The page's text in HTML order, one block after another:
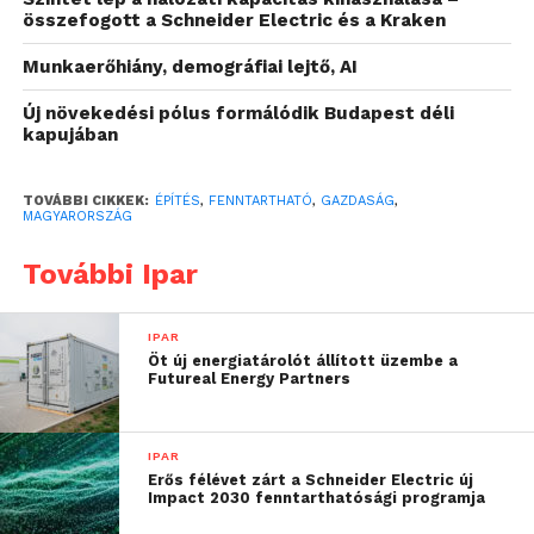
segítségével egy átlagos családi ház akár 50-70
százalékkal kevesebb energiát fogyaszthat” –
mondta Markovich Béla, a Mapei Kft. ügyvezetője.
A szakértő szerint az egyik leghasznosabb
lakosságot az épületek energetikai korszerűsítésére.
támogatások és kedvezményes hitelkonstrukciók
nyílászárócsere és a korszerű fűtési rendszerek
telepítésének költségeihez. Markovich Béla
azonban kiemeli, hogy a program hosszú távú
sikerességéhez elengedhetetlen a hozzáférhetőség
további bővítése és az adminisztráció
egyszerűsítése, hogy még több család számára
válhasson elérhetővé az energetikai korszerűsítés
összefogott a Schneider Electric és a Kraken
Munkaerőhiány, demográfiai lejtő, AI
Új növekedési pólus formálódik Budapest déli
kapujában
TOVÁBBI CIKKEK: ÉPÍTÉS, FENNTARTHATÓ, GAZDASÁG,
MAGYARORSZÁG
További Ipar
IPAR
Öt új energiatárolót állított üzembe a
Futureal Energy Partners
IPAR
Erős félévet zárt a Schneider Electric új
Impact 2030 fenntarthatósági programja